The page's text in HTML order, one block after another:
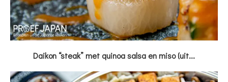
Daikon “steak” met quinoa salsa en miso (uit...